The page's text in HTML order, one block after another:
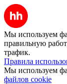
Мы используем
правильную
трафик.
Правила
Мы используем
файлов cookie